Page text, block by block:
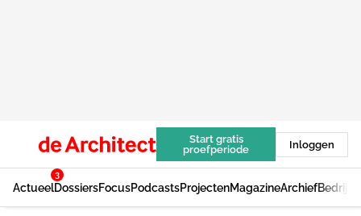
Start gratis
proefperiode
Inloggen
Actueel
3
DossiersFocusPodcastsProjectenMagazineArchief